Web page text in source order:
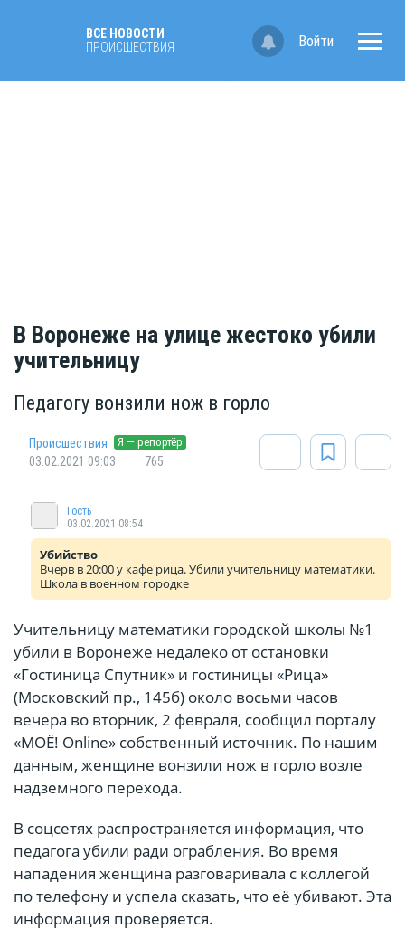
ВСЕ НОВОСТИ
ПРОИСШЕСТВИЯ
Войти
В Воронеже на улице жестоко убили
учительницу
Педагогу вонзили нож в горло
Происшествия Я — репортёр
03.02.2021 09:03 765
Гость
03.02.2021 08:54
Убийство
Вчерв в 20:00 у кафе рица. Убили учительницу математики.
Школа в военном городке
Учительницу математики городской школы №1
убили в Воронеже недалеко от остановки
«Гостиница Спутник» и гостиницы «Рица»
(Московский пр., 145б) около восьми часов
вечера во вторник, 2 февраля, сообщил порталу
«МОЁ! Online» cобственный источник. По нашим
данным, женщине вонзили нож в горло возле
надземного перехода.
В соцсетях распространяется информация, что
педагога убили ради ограбления. Во время
нападения женщина разговаривала с коллегой
по телефону и успела сказать, что её убивают. Эта
информация проверяется.